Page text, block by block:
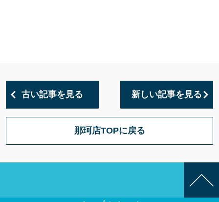
古い記事を見る 新しい記事を見る
那珂店TOPに戻る